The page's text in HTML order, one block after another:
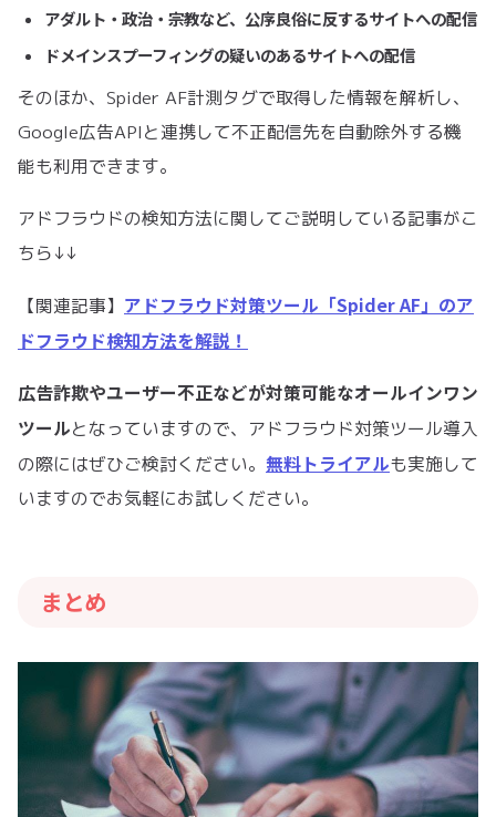
アダルト・政治・宗教など、公序良俗に反するサイトへの配信
ドメインスプーフィングの疑いのあるサイトへの配信
そのほか、Spider AF計測タグで取得した情報を解析し、​
Google広告APIと連携して不正配信先を自動除外する機
能も利用できます。
アドフラウドの検知方法に関してご説明している記事がこ
ちら↓↓
【関連記事】 アドフラウド対策ツール「Spider AF」のア
ドフラウド検知方法を解説！
広告詐欺やユーザー不正などが対策可能なオールインワン
ツールとなっていますので、アドフラウド対策ツール導入
の際にはぜひご検討ください。 無料トライアルも実施して
いますのでお気軽にお試しください。
まとめ